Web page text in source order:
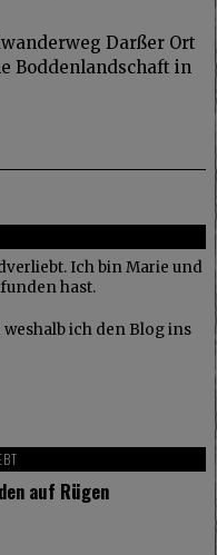
Darßer Ort
Boddenlandschaft in
Ich bin Marie und
hast.
ich den Blog ins
auf Rügen